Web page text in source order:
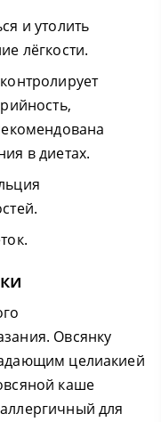
и утолить
лёгкости.
в диетах.
Овсянку
целиакией
каше
для